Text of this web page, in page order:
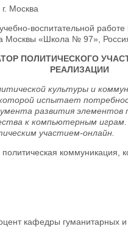
Москва
воспитательной
Москвы «Школа № 97»,
ПОЛИТИЧЕСКОГО
РЕАЛИЗАЦИИ
культуры и
испытает
развития элементов
к компьютерным
участием-онлайн.
политическая
кафедры гуманитарных